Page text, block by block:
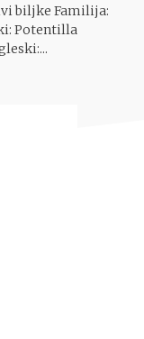
biljke Familija:
Potentilla